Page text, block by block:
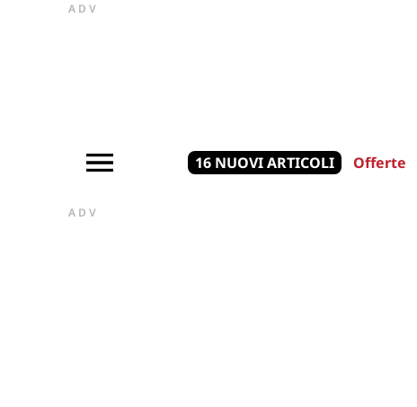
ADV
16 NUOVI ARTICOLI Offerte
ADV